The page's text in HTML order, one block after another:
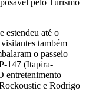
pelo Turismo
estendeu até o
também
o passeio
147 (Itapira-
entretenimento
e Rodrigo